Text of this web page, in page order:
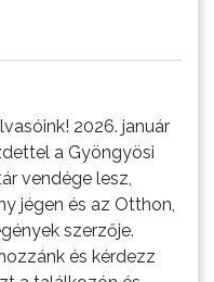
2026. január
a Gyöngyösi
vendége lesz,
jégen és az Otthon,
szerzője.
és kérdezz